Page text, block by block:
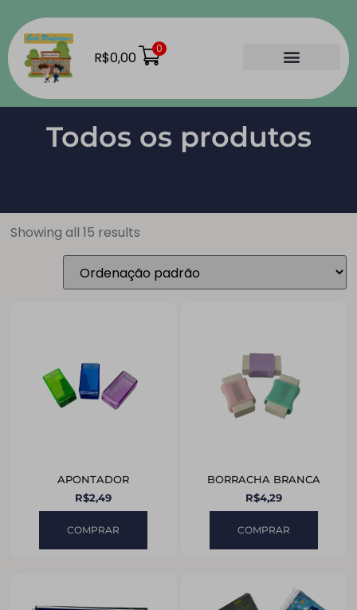
R$0,00 0
Todos os produtos
Showing all 15 results
APONTADOR
R$2,49
COMPRAR
BORRACHA BRANCA
R$4,29
COMPRAR